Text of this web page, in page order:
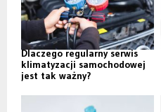
Dlaczego regularny serwis
klimatyzacji samochodowej
jest tak ważny?